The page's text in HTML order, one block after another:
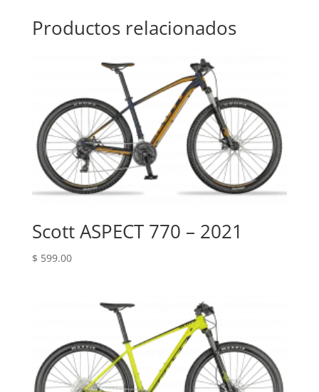
Productos relacionados
Scott ASPECT 770 – 2021
$ 599.00